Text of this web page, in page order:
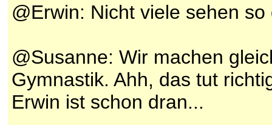
@Erwin: Nicht viele sehen
@Susanne: Wir machen
Gymnastik. Ahh, das tut
Erwin ist schon dran...